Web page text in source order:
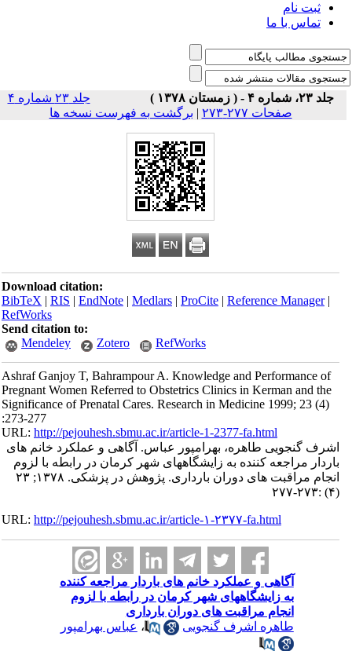
ثبت نام
تماس با ما
جلد ۲۳، شماره ۴ - ( زمستان ۱۳۷۸ )
جلد ۲۳ شماره ۴
صفحات ۲۷۷-۲۷۳
|برگشت به فهرست نسخه ها
Download citation:
BibTeX|RIS|EndNote|Medlars|ProCite|Reference Manager
RefWorks
Send citation to:
Mendeley
Zotero RefWorks
Ashraf Ganjoy T, Bahrampour A. Knowledge and Performance of
Pregnant Women Referred to Obstetrics Clinics in Kerman and the
Significance of Prenatal Cares. Research in Medicine 1999; 23 (4)
:273-277
URL:http://pejouhesh.sbmu.ac.ir/article-1-2377-fa.html
اشرف گنجویی طاهره، بهرامپور عباس. آگاهی و عملکرد خانم های
باردار مراجعه کننده به زایشگاههای شهر کرمان در رابطه با لزوم
انجام مراقبت های دوران بارداری. پژوهش در پزشکی. ۱۳۷۸; ۲۳
URL:http://pejouhesh.sbmu.ac.ir/article-۱-۲۳۷۷-fa.html
آگاهی و عملکرد خانم های باردار مراجعه کننده
به زایشگاههای شهر کرمان در رابطه با لزوم
انجام مراقبت های دوران بارداری
طاهره اشرف گنجویی
،عباس بهرامپور